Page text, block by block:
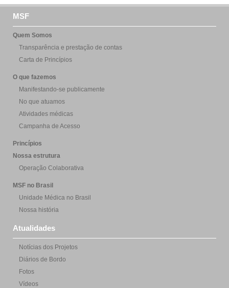
MSF
Quem Somos
Transparência e prestação de contas
Carta de Princípios
O que fazemos
Manifestando-se publicamente
No que atuamos
Atividades médicas
Campanha de Acesso
Princípios
Nossa estrutura
Operação Colaborativa
MSF no Brasil
Unidade Médica no Brasil
Nossa história
Atualidades
Notícias dos Projetos
Diários de Bordo
Fotos
Vídeos